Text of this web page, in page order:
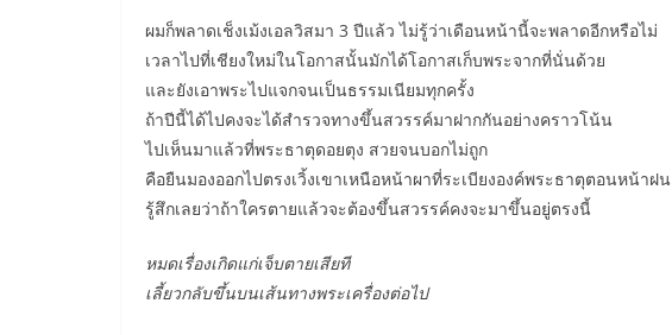
ผมก็พลาดเช็งเม้งเอลวิสมา 3 ปีแล้ว ไม่รู้ว่าเดือนหน้านี้จะพลาดอีกหรือไม่
เวลาไปที่เชียงใหม่ในโอกาสนั้นมักได้โอกาสเก็บพระจากที่นั่นด้วย
และยังเอาพระไปแจกจนเป็นธรรมเนียมทุกครั้ง
ถ้าปีนี้ได้ไปคงจะได้สำรวจทางขึ้นสวรรค์มาฝากกันอย่างคราวโน้น
ไปเห็นมาแล้วที่พระธาตุดอยตุง สวยจนบอกไม่ถูก
คือยืนมองออกไปตรงเวิ้งเขาเหนือหน้าผาที่ระเบียงองค์พระธาตุตอนหน้าฝน
รู้สึกเลยว่าถ้าใครตายแล้วจะต้องขึ้นสวรรค์คงจะมาขึ้นอยู่ตรงนี้
หมดเรื่องเกิดแก่เจ็บตายเสียที
เลี้ยวกลับขึ้นบนเส้นทางพระเครื่องต่อไป